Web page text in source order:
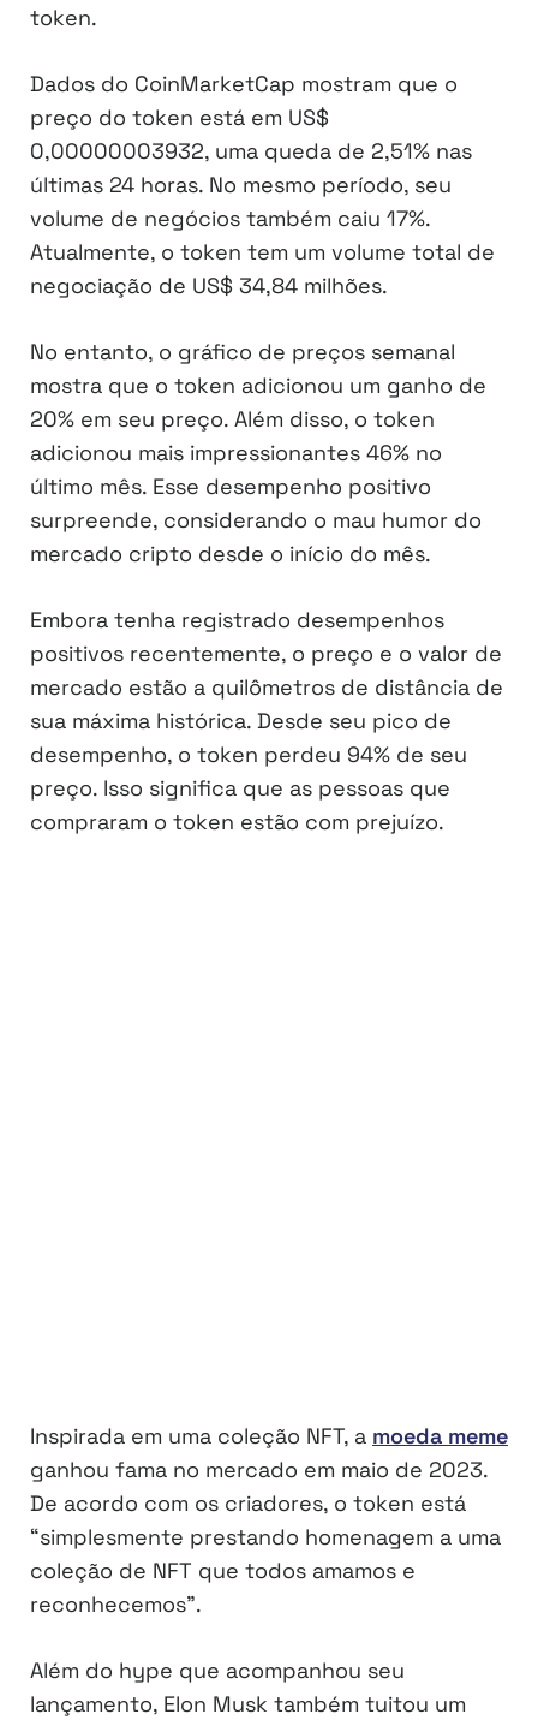
token.
Dados do CoinMarketCap mostram que o
preço do token está em US$
0,00000003932, uma queda de 2,51% nas
últimas 24 horas. No mesmo período, seu
volume de negócios também caiu 17%.
Atualmente, o token tem um volume total de
negociação de US$ 34,84 milhões.
No entanto, o gráfico de preços semanal
mostra que o token adicionou um ganho de
20% em seu preço. Além disso, o token
adicionou mais impressionantes 46% no
último mês. Esse desempenho positivo
surpreende, considerando o mau humor do
mercado cripto desde o início do mês.
Embora tenha registrado desempenhos
positivos recentemente, o preço e o valor de
mercado estão a quilômetros de distância de
sua máxima histórica. Desde seu pico de
desempenho, o token perdeu 94% de seu
preço. Isso significa que as pessoas que
compraram o token estão com prejuízo.
Inspirada em uma coleção NFT, a moeda meme
ganhou fama no mercado em maio de 2023.
De acordo com os criadores, o token está
“simplesmente prestando homenagem a uma
coleção de NFT que todos amamos e
reconhecemos”.
Além do hype que acompanhou seu
lançamento, Elon Musk também tuitou um